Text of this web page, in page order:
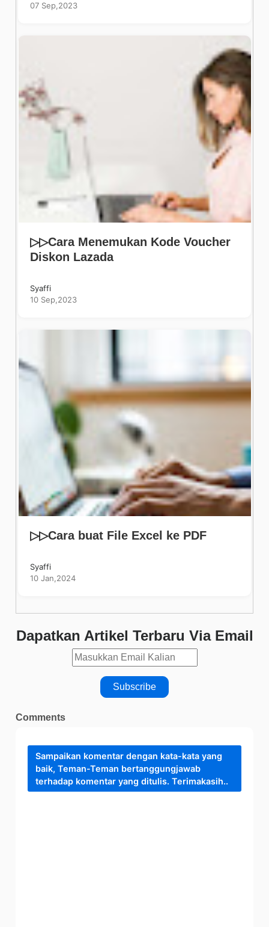
07 Sep,2023
▷▷Cara Menemukan Kode Voucher
Diskon Lazada
Syaffi
10 Sep,2023
▷▷Cara buat File Excel ke PDF
Syaffi
10 Jan,2024
Dapatkan Artikel Terbaru Via Email
Comments
Sampaikan komentar dengan kata-kata yang
baik, Teman-Teman bertanggungjawab
terhadap komentar yang ditulis. Terimakasih..